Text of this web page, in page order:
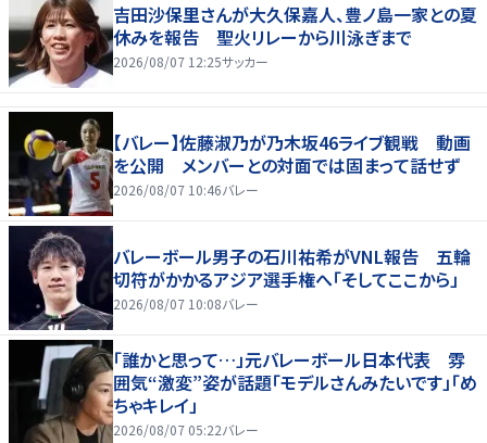
吉田沙保里さんが大久保嘉人、豊ノ島一家との夏
休みを報告 聖火リレーから川泳ぎまで
2026/08/07 12:25サッカー
【バレー】佐藤淑乃が乃木坂46ライブ観戦 動画
を公開 メンバーとの対面では固まって話せず
2026/08/07 10:46バレー
バレーボール男子の石川祐希がVNL報告 五輪
切符がかかるアジア選手権へ「そしてここから」
2026/08/07 10:08バレー
「誰かと思って…」元バレーボール日本代表 雰
囲気“激変”姿が話題「モデルさんみたいです」「め
ちゃキレイ」
2026/08/07 05:22バレー